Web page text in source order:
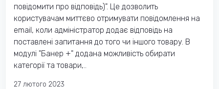
повідомити про відповідь)". Це дозволить
користувачам миттєво отримувати повідомлення на
email, коли адміністратор додає відповідь на
поставлені запитання до того чи іншого товару. В
модулі "Банер +" додана можливість обирати
категорії та товари,..
27 лютого 2023